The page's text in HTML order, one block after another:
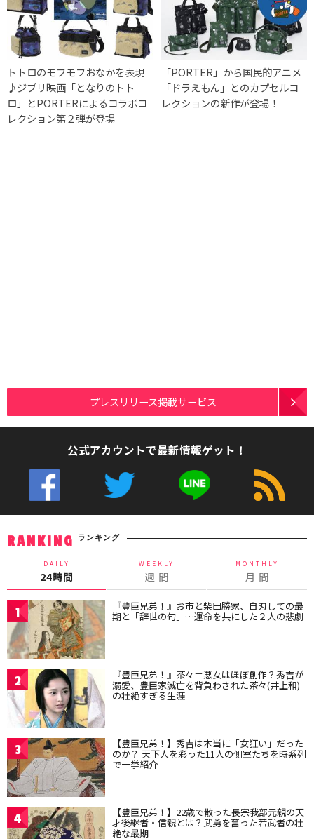
トトロのモフモフおなかを表現
♪ジブリ映画「となりのトト
ロ」とPORTERによるコラボコ
レクション第２弾が登場
「PORTER」から国民的アニメ
「ドラえもん」とのカプセルコ
レクションの新作が登場！
プレスリリース掲載サービス
公式アカウントで最新情報ゲット！
RANKING ランキング
DAILY
24時間
WEEKLY
週 間
MONTHLY
月 間
1 『豊臣兄弟！』お市と柴田勝家、自刃しての最
期と「辞世の句」…運命を共にした２人の悲劇
2 『豊臣兄弟！』茶々＝悪女はほぼ創作？秀吉が
溺愛、豊臣家滅亡を背負わされた茶々(井上和)
の壮絶すぎる生涯
3 【豊臣兄弟！】秀吉は本当に「女狂い」だった
のか？ 天下人を彩った11人の側室たちを時系列
で一挙紹介
4 【豊臣兄弟！】22歳で散った長宗我部元親の天
才後継者・信親とは？武勇を奮った若武者の壮
絶な最期